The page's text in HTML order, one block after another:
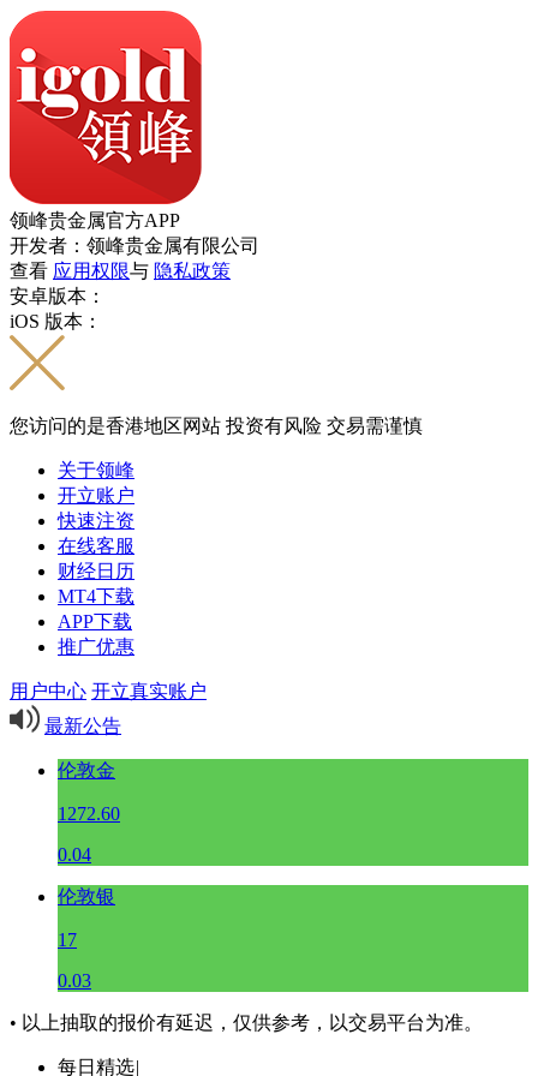
领峰贵金属官方APP
开发者：领峰贵金属有限公司
查看 应用权限与 隐私政策
安卓版本：
iOS 版本：
您访问的是香港地区网站 投资有风险 交易需谨慎
关于领峰
开立账户
快速注资
在线客服
财经日历
MT4下载
APP下载
推广优惠
用户中心 开立真实账户
最新公告
伦敦金
1272.60
0.04
伦敦银
17
0.03
• 以上抽取的报价有延迟，仅供参考，以交易平台为准。
每日精选|